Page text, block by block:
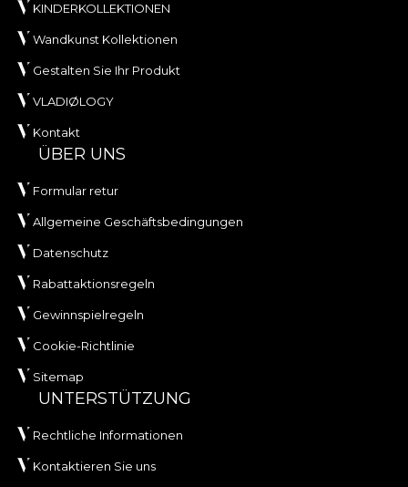
KINDERKOLLEKTIONEN
Wandkunst Kollektionen
Gestalten Sie Ihr Produkt
VLADIØLOGY
Kontakt
ÜBER UNS
Formular retur
Allgemeine Geschäftsbedingungen
Datenschutz
Rabattaktionsregeln
Gewinnspielregeln
Cookie-Richtlinie
Sitemap
UNTERSTÜTZUNG
Rechtliche Informationen
Kontaktieren Sie uns